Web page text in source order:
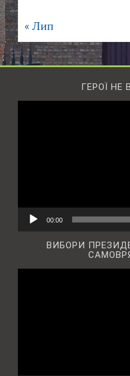
« Лип
ГЕРОЇ НЕ
00:00
ВИБОРИ